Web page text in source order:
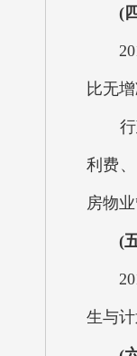
(四
2018
比无
行政
利费
房物
(
2018
生与